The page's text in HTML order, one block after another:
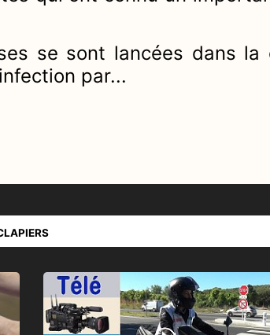
se sont lancées dans
par...